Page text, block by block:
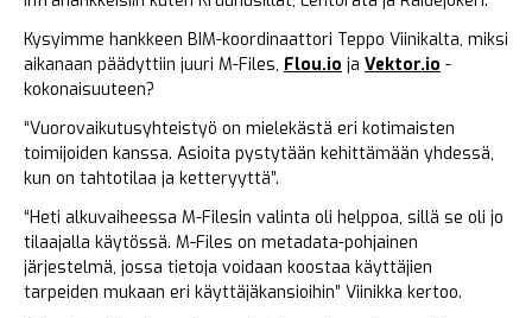
Kysyimme hankkeen BIM-koordinaattori Teppo Viinikalta, miksi
aikanaan päädyttiin juuri M-Files, Flou.io ja Vektor.io -
kokonaisuuteen?
“Vuorovaikutusyhteistyö on mielekästä eri kotimaisten
toimijoiden kanssa. Asioita pystytään kehittämään yhdessä,
kun on tahtotilaa ja ketteryyttä”.
“Heti alkuvaiheessa M-Filesin valinta oli helppoa, sillä se oli jo
tilaajalla käytössä. M-Files on metadata-pohjainen
järjestelmä, jossa tietoja voidaan koostaa käyttäjien
tarpeiden mukaan eri käyttäjäkansioihin” Viinikka kertoo.